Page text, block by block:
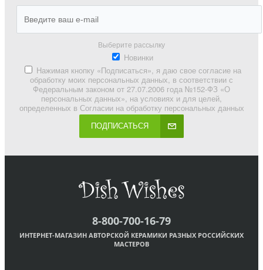
Выберите рассылку
Новинки
Нажимая кнопку «Подписаться», я даю свое согласие на
обработку моих персональных данных, в соответствии с
Федеральным законом от 27.07.2006 года №152-ФЗ «О
персональных данных», на условиях и для целей,
определенных в Согласии на обработку персональных данных
ПОДПИСАТЬСЯ
8-800-700-16-79
ИНТЕРНЕТ-МАГАЗИН АВТОРСКОЙ КЕРАМИКИ РАЗНЫХ РОССИЙСКИХ
МАСТЕРОВ